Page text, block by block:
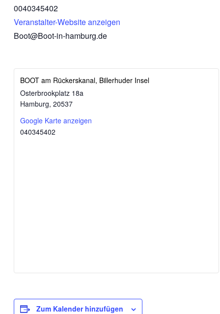
0040345402
Veranstalter-Website anzeigen
Boot@Boot-in-hamburg.de
BOOT am Rückerskanal, Billerhuder Insel
Osterbrookplatz 18a
Hamburg, 20537
Google Karte anzeigen
040345402
Zum Kalender hinzufügen